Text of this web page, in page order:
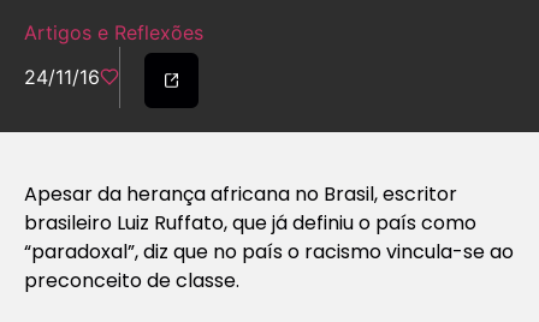
Artigos e Reflexões
24/11/16
Apesar da herança africana no Brasil, escritor
brasileiro Luiz Ruffato, que já definiu o país como
“paradoxal”, diz que no país o racismo vincula-se ao
preconceito de classe.